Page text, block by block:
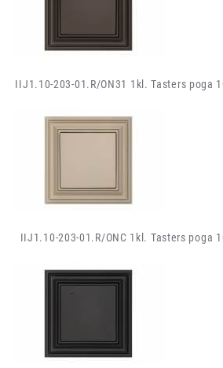
IIJ1.10-203-01.R/ON31 1kl. Tasters poga
IIJ1.10-203-01.R/ONC 1kl. Tasters poga